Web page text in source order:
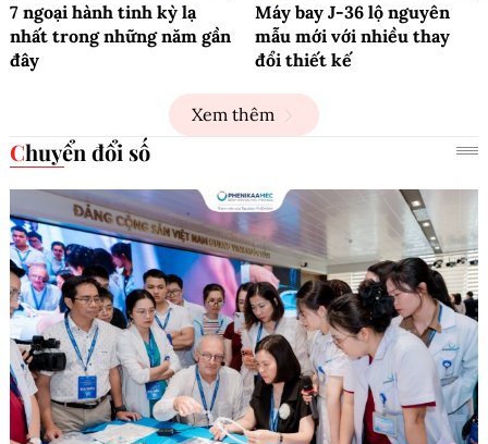
7 ngoại hành tinh kỳ lạ
nhất trong những năm gần
đây
Máy bay J-36 lộ nguyên
mẫu mới với nhiều thay
đổi thiết kế
Xem thêm
Chuyển đổi số